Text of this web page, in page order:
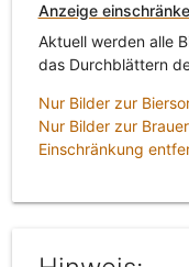
Anzeige
Aktuell werden alle
das Durchblättern
Nur Bilder zur
Nur Bilder zur
Einschränkung